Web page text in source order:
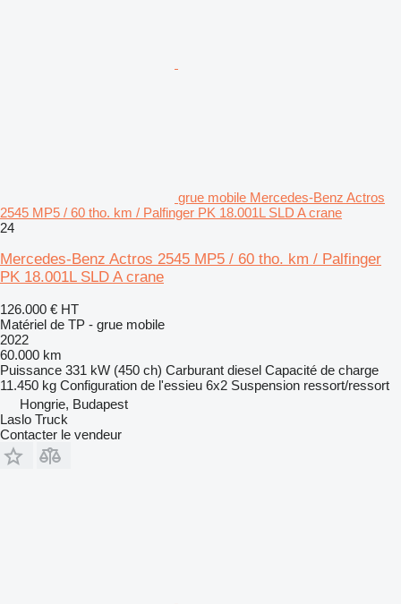
grue mobile Mercedes-Benz Actros
2545 MP5 / 60 tho. km / Palfinger PK 18.001L SLD A crane
24
Mercedes-Benz Actros 2545 MP5 / 60 tho. km / Palfinger
PK 18.001L SLD A crane
126.000 € HT
Matériel de TP - grue mobile
2022
60.000 km
Puissance 331 kW (450 ch) Carburant diesel Capacité de charge
11.450 kg Configuration de l'essieu 6x2 Suspension ressort/ressort
Hongrie, Budapest
Laslo Truck
Contacter le vendeur